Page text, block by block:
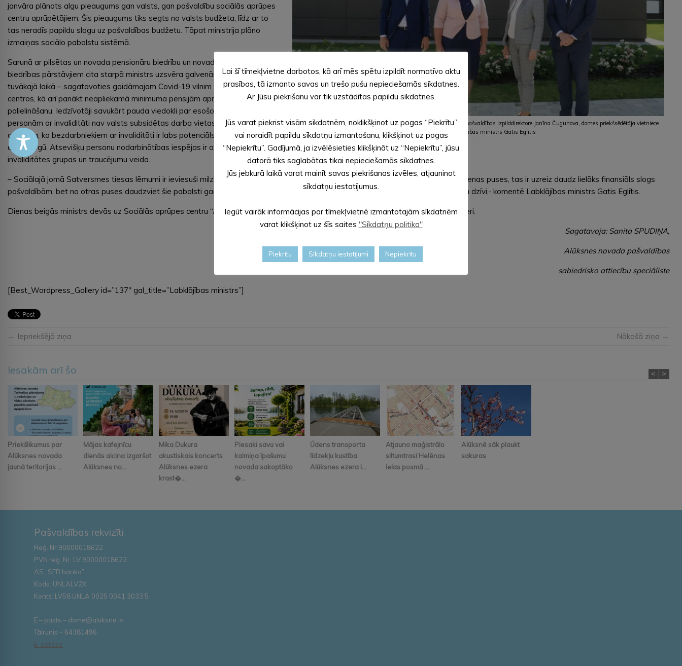
No kreisās: Alūksnes novada domes priekšsēdētājs Dzintars Adlers, pašvaldības izpilddirektore Janīna Čugunova, domes priekšsēdētāja vietniece
attīstības un investīciju piesaistes jautājumos Līga Langrate, Labklājības ministrs Gatis Eglītis
janvāra plānots algu pieaugums gan valsts, gan pašvaldību sociālās aprūpes
centru aprūpētājiem. Šis pieaugums tiks segts no valsts budžeta, līdz ar to
tas neradīs papildu slogu uz pašvaldības budžetu. Tāpat ministrija plāno
izmaiņas sociālo pabalstu sistēmā.
Sarunā ar pilsētas un novada pensionāru biedrību un novada invalīdu
biedrības pārstāvjiem cita starpā ministrs uzsvēra galvenās prioritātes
tuvākajā laikā – sagatavoties gaidāmajam Covid-19 vilnim sociālās aprūpes
centros, kā arī panākt neapliekamā minimuma pensijām apmēra
palielināšanu. Iedzīvotāji savukārt pauda viedokli par esošo situāciju, kad
personām ar invaliditāti nav valsts subsidētas darba vietas, uz ko ministrs
atbildēja, ka bezdarbniekiem ar invaliditāti ir labs potenciāls, lai iekļautos
darba tirgū. Atsevišķu personu nodarbinātības iespējas ir atkarīgas no
invaliditātes grupas un traucējumu veida.
– Sociālajā jomā Satversmes tiesas lēmumi ir ieviesuši milzīgas korekcijas. Par to, vai tas ir labi vai slikti, man ir grūti komentēt. No vienas puses, tas ir uzreiz daudz lielāks finansiāls slogs
pašvaldībām, bet no otras puses daudzviet šie pabalsti gadījumos, ja viņi netiek ļaunprātīgi izmantoti, spēj nodrošināt cilvēka cienīgu dzīvi,- komentē Labklājības ministrs Gatis Eglītis.
Dienas beigās ministrs devās uz Sociālās aprūpes centru “Alūksne”, lai iepazītos ar situāciju, un tikās ar centra vadītāju Baibu Meisteri.
Sagatavoja: Sanita SPUDIŅA,
Alūksnes novada pašvaldības
sabiedrisko attiecību speciāliste
[Best_Wordpress_Gallery id=”137″ gal_title=”Labklājības ministrs”]
← Iepriekšējā ziņa Nākošā ziņa →
Iesakām arī šo
Priekšlikumus par
Alūksnes novada
jaunā teritorijas ...
Mājas kafejnīcu
dienās aicina izgaršot
Alūksnes no...
Mika Dukura
akustiskais koncerts
Alūksnes ezera
krast�...
Piesaki savu vai
kaimiņa īpašumu
novada sakoptāko
�...
Ūdens transporta
līdzekļu kustība
Alūksnes ezera i...
Atjauno maģistrālo
siltumtrasi Helēnas
ielas posmā ...
Alūksnē sāk plaukt
sakuras
< >
Pašvaldības rekvizīti
Reģ. Nr.90000018622
PVN reģ. Nr. LV 90000018622
AS „SEB banka”
Kods: UNLALV2X
Konts: LV58 UNLA 0025 0041 3033 5
E – pasts – dome@aluksne.lv
Tālrunis – 64381496
E-adrese
Lai šī tīmekļvietne darbotos, kā arī mēs spētu izpildīt normatīvo aktu
prasības, tā izmanto savas un trešo pušu nepieciešamās sīkdatnes.
Ar Jūsu piekrišanu var tik uzstādītas papildu sīkdatnes.
Jūs varat piekrist visām sīkdatnēm, noklikšķinot uz pogas “Piekrītu”
vai noraidīt papildu sīkdatņu izmantošanu, klikšķinot uz pogas
“Nepiekrītu”. Gadījumā, ja izvēlēsieties klikšķināt uz “Nepiekrītu”, jūsu
datorā tiks saglabātas tikai nepieciešamās sīkdatnes.
Jūs jebkurā laikā varat mainīt savas piekrišanas izvēles, atjauninot
sīkdatņu iestatījumus.
Iegūt vairāk informācijas par tīmekļvietnē izmantotajām sīkdatnēm
varat klikšķinot uz šīs saites "Sīkdatņu politika"
Piekrītu Sīkdatņu iestatījumi Nepiekrītu